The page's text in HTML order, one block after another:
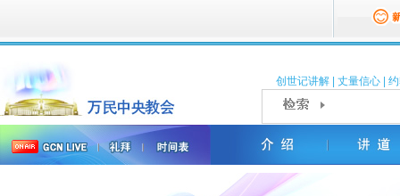
创世记讲解 丈量信心